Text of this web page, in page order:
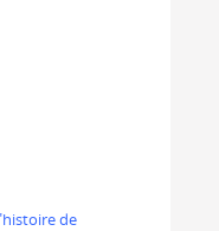
de